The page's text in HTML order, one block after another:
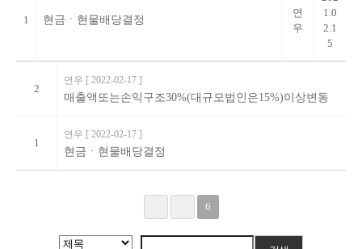
1 현금ㆍ현물배당결정
연
우
1.0
2.1
5
2
연우 [ 2022-02-17 ]
매출액또는손익구조30%(대규모법인은15%)이상변동
1
연우 [ 2022-02-17 ]
현금ㆍ현물배당결정
6